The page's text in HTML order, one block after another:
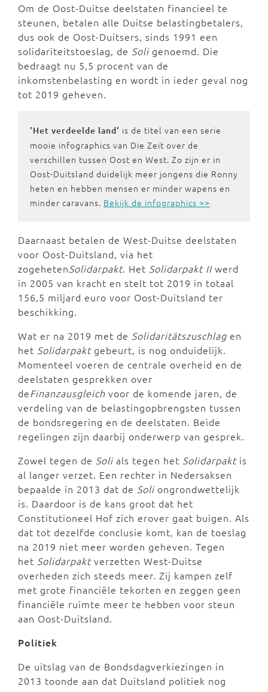
Om de Oost-Duitse deelstaten financieel te
steunen, betalen alle Duitse belastingbetalers,
dus ook de Oost-Duitsers, sinds 1991 een
solidariteitstoeslag, de Soligenoemd. Die
bedraagt nu 5,5 procent van de
inkomstenbelasting en wordt in ieder geval nog
tot 2019 geheven.
'Het verdeelde land' is de titel van een serie
mooie infographics van Die Zeit over de
verschillen tussen Oost en West. Zo zijn er in
Oost-Duitsland duidelijk meer jongens die Ronny
heten en hebben mensen er minder wapens en
minder caravans. Bekijk de infographics >>
Daarnaast betalen de West-Duitse deelstaten
voor Oost-Duitsland, via het
zogehetenSolidarpakt. Het Solidarpakt IIwerd
in 2005 van kracht en stelt tot 2019 in totaal
156,5 miljard euro voor Oost-Duitsland ter
beschikking.
Wat er na 2019 met de Solidaritätszuschlag en
het Solidarpaktgebeurt, is nog onduidelijk.
Momenteel voeren de centrale overheid en de
deelstaten gesprekken over
deFinanzausgleich voor de komende jaren, de
verdeling van de belastingopbrengsten tussen
de bondsregering en de deelstaten. Beide
regelingen zijn daarbij onderwerp van gesprek.
Zowel tegen de Solials tegen het Solidarpaktis
al langer verzet. Een rechter in Nedersaksen
bepaalde in 2013 dat de Soliongrondwettelijk
is. Daardoor is de kans groot dat het
Constitutioneel Hof zich erover gaat buigen. Als
dat tot dezelfde conclusie komt, kan de toeslag
na 2019 niet meer worden geheven. Tegen
het Solidarpaktverzetten West-Duitse
overheden zich steeds meer. Zij kampen zelf
met grote financiële tekorten en zeggen geen
financiële ruimte meer te hebben voor steun
aan Oost-Duitsland.
Politiek
De uitslag van de Bondsdagverkiezingen in
2013 toonde aan dat Duitsland politiek nog